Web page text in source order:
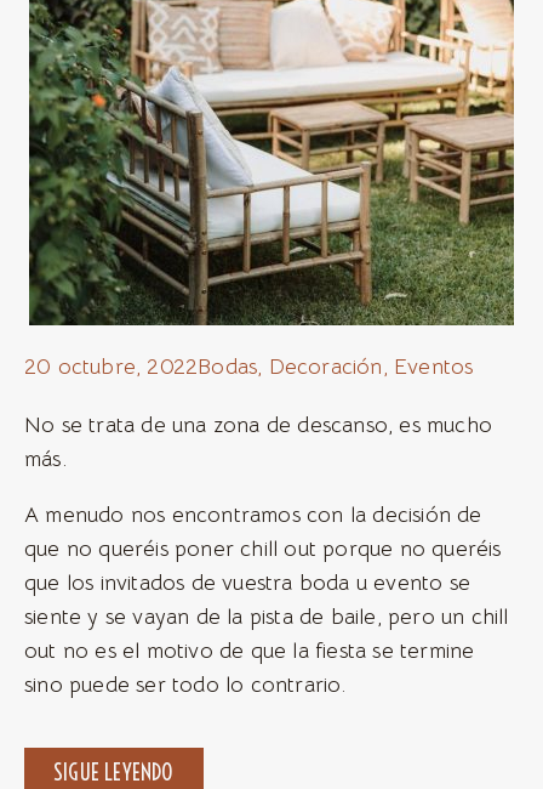
20 octubre, 2022Bodas, Decoración, Eventos
No se trata de una zona de descanso, es mucho
más.
A menudo nos encontramos con la decisión de
que no queréis poner chill out porque no queréis
que los invitados de vuestra boda u evento se
siente y se vayan de la pista de baile, pero un chill
out no es el motivo de que la fiesta se termine
sino puede ser todo lo contrario.
SIGUE LEYENDO